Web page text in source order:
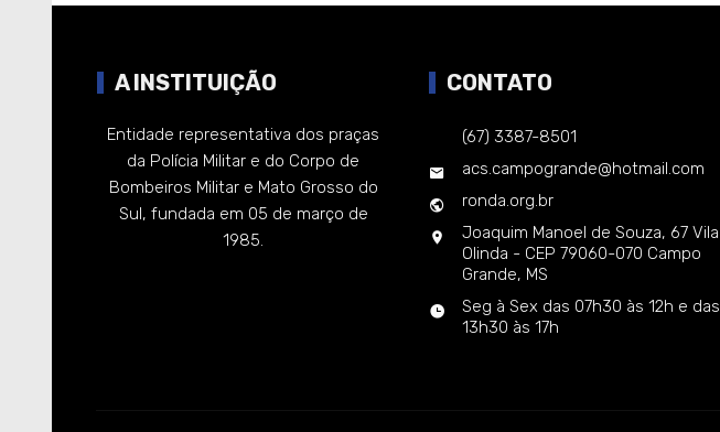
A INSTITUIÇÃO
Entidade representativa dos praças
da Polícia Militar e do Corpo de
Bombeiros Militar e Mato Grosso do
Sul, fundada em 05 de março de
1985.
CONTATO
(67) 3387-8501
acs.campogrande@hotmail.com
ronda.org.br
Joaquim Manoel de Souza, 67 Vila
Olinda - CEP 79060-070 Campo
Grande, MS
Seg à Sex das 07h30 às 12h e das
13h30 às 17h